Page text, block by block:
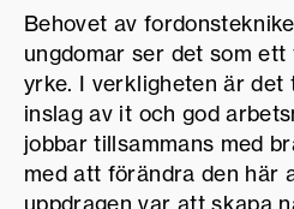
Behovet av
ungdomar ser det som ett
yrke. I verkligheten är det
inslag av it och god
jobbar tillsammans med
med att förändra den här
uppdragen var att skapa